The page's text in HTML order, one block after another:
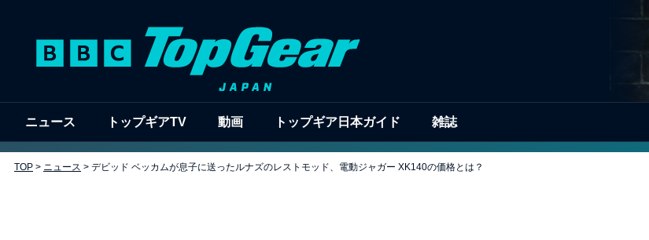
ニュース トップギアTV 動画 トップギア日本ガイド 雑誌
TOP > ニュース > デビッド ベッカムが息子に送ったルナズのレストモッド、電動ジャガー XK140の価格とは？